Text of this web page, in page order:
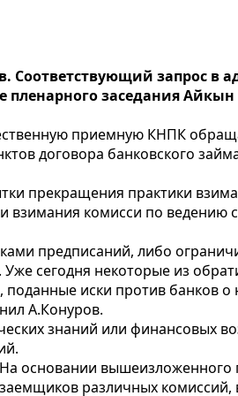
Соответствующий запрос в
пленарного заседания
приемную КНПК
договора банковского
прекращения практики
комисси по ведению
предписаний, либо
сегодня некоторые из
иски против банков о
А.Конуров.
знаний или финансовых
основании вышеизложенного
различных комиссий,